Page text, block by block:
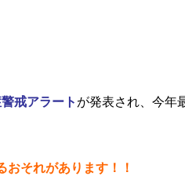
戒アラート が発表され、今年
おそれがあります！！